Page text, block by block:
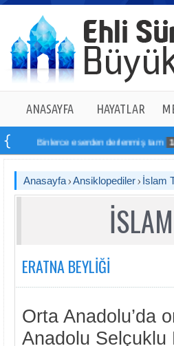
ANASAYFA HAYATLAR
Binlerce eserden derlenmiş tam 14
Anasayfa Ansiklopediler İslam
ERATNA BEYLİĞİ
Orta Anadolu’da
Anadolu Selçuklu